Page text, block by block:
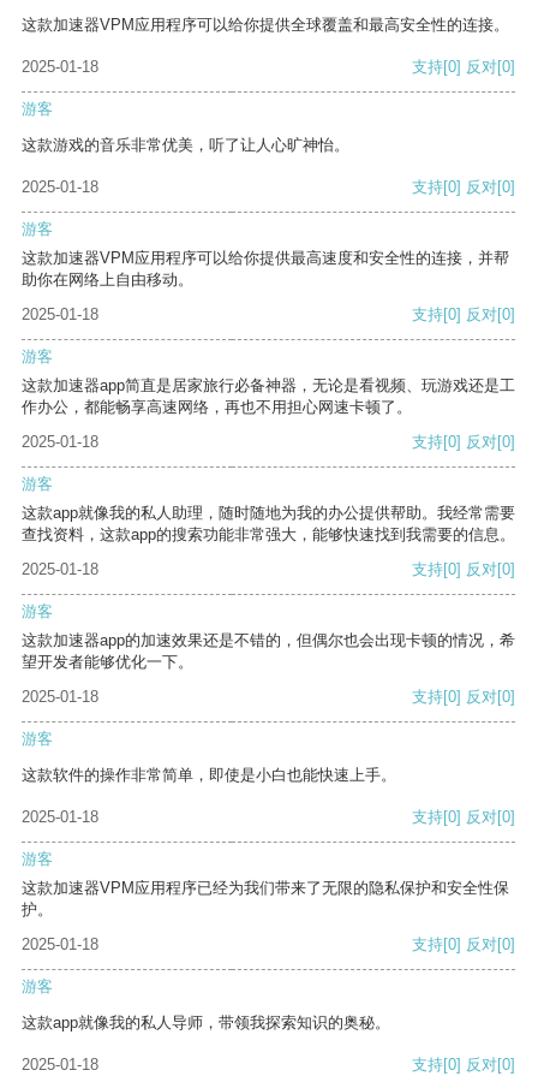
这款加速器VPM应用程序可以给你提供全球覆盖和最高安全性的连接。
2025-01-18 支持[0] 反对[0]
游客
这款游戏的音乐非常优美，听了让人心旷神怡。
2025-01-18 支持[0] 反对[0]
游客
这款加速器VPM应用程序可以给你提供最高速度和安全性的连接，并帮
助你在网络上自由移动。
2025-01-18
支持[0] 反对[0]
游客
这款加速器app简直是居家旅行必备神器，无论是看视频、玩游戏还是工
作办公，都能畅享高速网络，再也不用担心网速卡顿了。
2025-01-18
支持[0] 反对[0]
游客
这款app就像我的私人助理，随时随地为我的办公提供帮助。我经常需要
查找资料，这款app的搜索功能非常强大，能够快速找到我需要的信息。
2025-01-18
支持[0] 反对[0]
游客
这款加速器app的加速效果还是不错的，但偶尔也会出现卡顿的情况，希
望开发者能够优化一下。
2025-01-18
支持[0] 反对[0]
游客
这款软件的操作非常简单，即使是小白也能快速上手。
2025-01-18 支持[0] 反对[0]
游客
这款加速器VPM应用程序已经为我们带来了无限的隐私保护和安全性保
护。
2025-01-18
支持[0] 反对[0]
游客
这款app就像我的私人导师，带领我探索知识的奥秘。
2025-01-18 支持[0] 反对[0]